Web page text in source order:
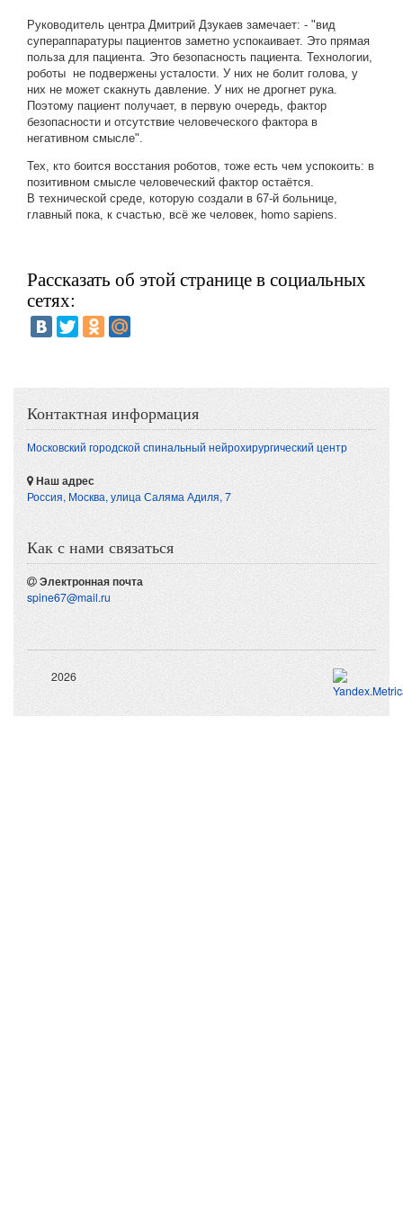
Руководитель центра Дмитрий Дзукаев замечает: - "вид
супераппаратуры пациентов заметно успокаивает. Это прямая
польза для пациента. Это безопасность пациента. Технологии,
роботы не подвержены усталости. У них не болит голова, у
них не может скакнуть давление. У них не дрогнет рука.
Поэтому пациент получает, в первую очередь, фактор
безопасности и отсутствие человеческого фактора в
негативном смысле".
Тех, кто боится восстания роботов, тоже есть чем успокоить: в
позитивном смысле человеческий фактор остаётся.
В технической среде, которую создали в 67-й больнице,
главный пока, к счастью, всё же человек, homo sapiens.
Рассказать об этой странице в социальных
сетях:
Контактная информация
Московский городской спинальный нейрохирургический центр
Наш адрес
Россия, Москва,улица Саляма Адиля, 7
Как с нами связаться
Электронная почта
spine67@mail.ru
2026